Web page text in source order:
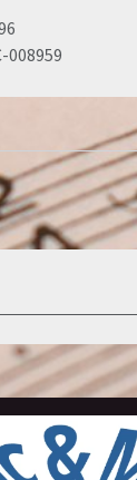
008959